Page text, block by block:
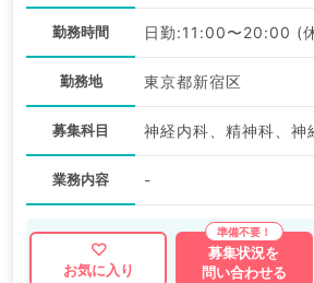
勤務時間 日勤:11:00〜20:00 (
勤務地 東京都新宿区
募集科目
業務内容 -
お気に入り
募集状況を
問い合わせる